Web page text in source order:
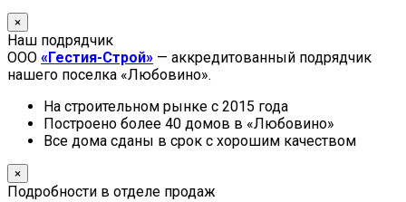
×
Наш подрядчик
ООО «Гестия-Строй» — аккредитованный подрядчик
нашего поселка «Любовино».
На строительном рынке с 2015 года
Построено более 40 домов в «Любовино»
Все дома сданы в срок с хорошим качеством
×
Подробности в отделе продаж